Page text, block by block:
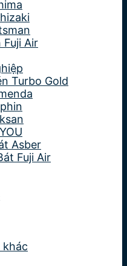
Fuji Air
Turbo Gold
Asber
Fuji Air
khác